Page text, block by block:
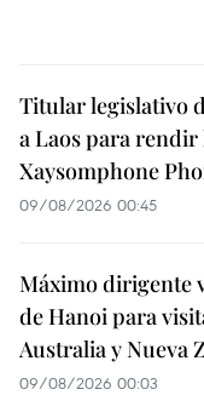
Titular legislativo
a Laos para
Xaysomphone
09/08/2026 00:45
Máximo dirigente
de Hanoi para
Australia y Nueva
09/08/2026 00:03